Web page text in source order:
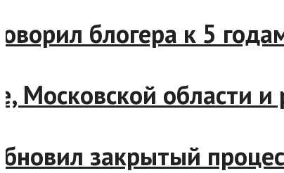
блогера к 5
Московской
закрытый